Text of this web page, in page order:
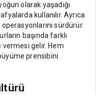
olarak yaşadığı
kullanılır. Ayrıca
sürdürür.
başında farklı
vermesi gelir. Hem
prensibini